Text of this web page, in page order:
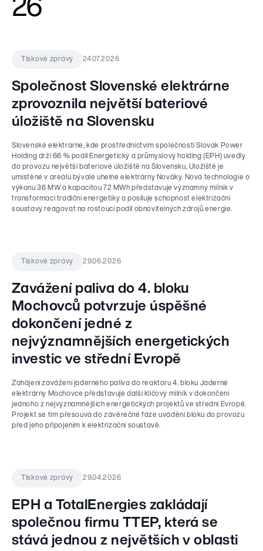
Nadace EP Group
Aktivity EP Group
Energetika
Maloobchod / Commerce
Média
Přehled společností
Stanovy
Články
Hospodářské výsledky
Dluhopisy EPH Financing International
Kontakt pro investory
Výběrová řízení
Kontakt pro dodavatele
Kontakt pro média
26
Tiskové zprávy 24.07.2026
Společnost Slovenské elektrárne
zprovoznila největší bateriové
úložiště na Slovensku
Slovenské elektrarne, kde prostřednictvím společnosti Slovak Power
Holding drží 66 % podíl Energetický a průmyslový holding (EPH) uvedly
do provozu největší bateriové úložiště na Slovensku, Uložiště je
umístěné v areálu bývalé uhelné elektrárny Nováky. Nová technologie o
výkonu 36 MW a kapacitou 72 MWh představuje významný milník v
transformaci tradiční energetiky a posiluje schopnost elektrizační
soustavy reagovat na rostoucí podíl obnovitelných zdrojů energie.
Tiskové zprávy 29.06.2026
Zavážení paliva do 4. bloku
Mochovců potvrzuje úspěšné
dokončení jedné z
nejvýznamnějších energetických
investic ve střední Evropě
Zahájení zavážení jaderného paliva do reaktoru 4. bloku Jaderné
elektrárny Mochovce představuje další klíčový milník v dokončení
jednoho z nejvýznamnějších energetických projektů ve střední Evropě.
Projekt se tím přesouvá do závěrečné fáze uvádění bloku do provozu
před jeho připojením k elektrizační soustavě.
Tiskové zprávy 29.04.2026
EPH a TotalEnergies zakládají
společnou firmu TTEP, která se
stává jednou z největších v oblasti